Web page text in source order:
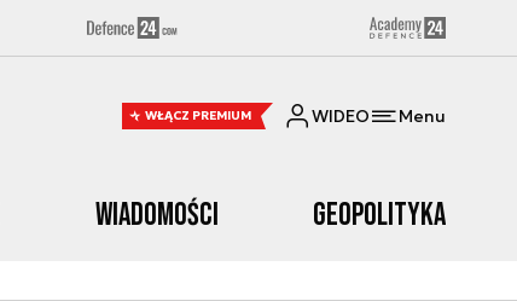
WŁĄCZ PREMIUM WIDEO Menu
Wiadomości Geopolityka